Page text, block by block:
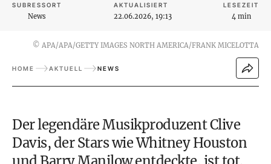
SUBRESSORT
News
AKTUALISIERT
22.06.2026, 19:13
LESEZEIT
4 min
© APA/APA/GETTY IMAGES NORTH AMERICA/FRANK MICELOTTA
HOME AKTUELL NEWS
Der legendäre Musikproduzent Clive
Davis, der Stars wie Whitney Houston